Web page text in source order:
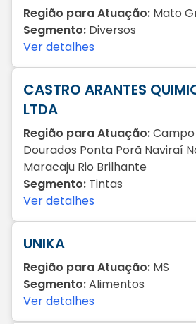
Região para Atuação: Mato
Segmento: Diversos
Ver detalhes
CASTRO ARANTES
LTDA
Região para Atuação:
Dourados Ponta Porã Naviraí
Maracaju Rio Brilhante
Segmento: Tintas
Ver detalhes
UNIKA
Região para Atuação: MS
Segmento:Alimentos
Ver detalhes